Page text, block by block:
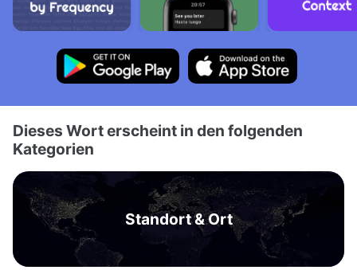
Dieses Wort erscheint in den folgenden
Kategorien
Standort & Ort